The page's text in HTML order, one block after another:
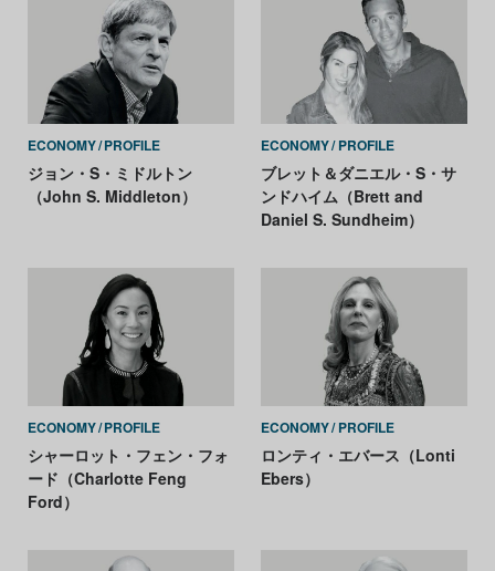
ECONOMY PROFILE
ジョン・S・ミドルトン
（John S. Middleton）
ECONOMY PROFILE
ブレット＆ダニエル・S・サ
ンドハイム（Brett and
Daniel S. Sundheim）
ECONOMY PROFILE
シャーロット・フェン・フォ
ード（Charlotte Feng
Ford）
ECONOMY PROFILE
ロンティ・エバース（Lonti
Ebers）